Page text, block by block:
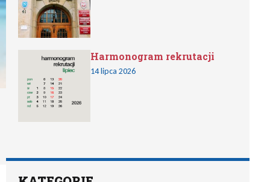
Harmonogram rekrutacji
14 lipca 2026